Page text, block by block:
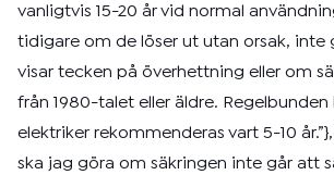
vanligtvis 15-20 år vid normal
tidigare om de löser ut utan orsak, inte
visar tecken på överhettning eller om
från 1980-talet eller äldre. Regelbunden
elektriker rekommenderas vart 5-10
ska jag göra om säkringen inte går att